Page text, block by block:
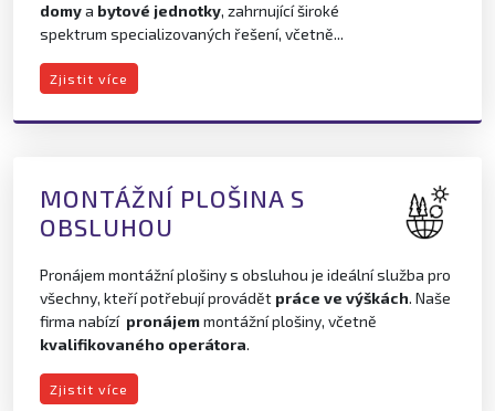
domya bytové jednotky, zahrnující široké
spektrum specializovaných řešení, včetně...
Zjistit více
MONTÁŽNÍ PLOŠINA S
OBSLUHOU
Pronájem montážní plošiny s obsluhou je ideální služba pro
všechny, kteří potřebují provádět práce ve výškách. Naše
firma nabízí pronájemmontážní plošiny, včetně
kvalifikovaného operátora.
Zjistit více